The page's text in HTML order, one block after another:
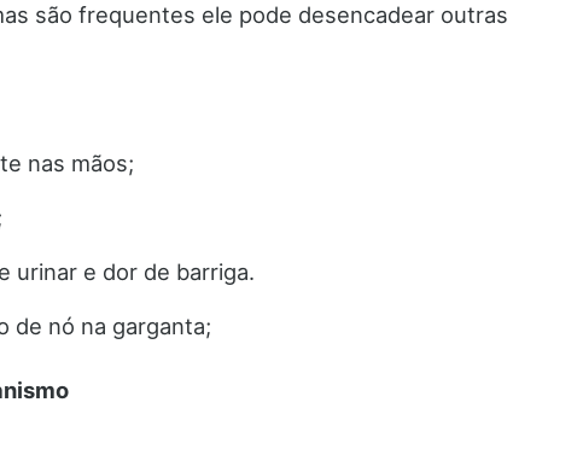
são frequentes ele pode desencadear outras
nas mãos;
urinar e dor de barriga.
de nó na garganta;